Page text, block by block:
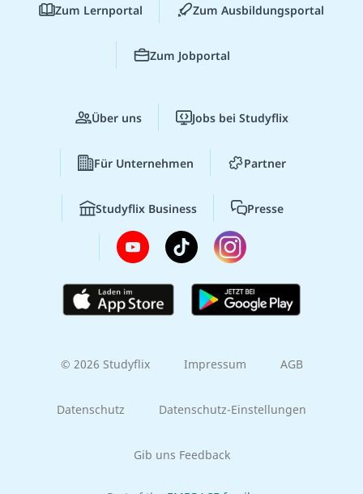
Zum Lernportal Zum Ausbildungsportal
Zum Jobportal
Über uns Jobs bei Studyflix
Für Unternehmen Partner
Studyflix Business Presse
© 2026 Studyflix Impressum AGB
Datenschutz Datenschutz-Einstellungen
Gib uns Feedback